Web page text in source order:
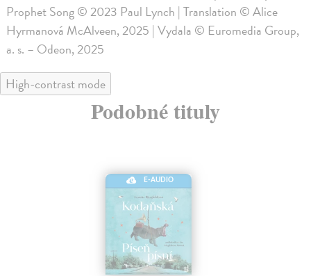
Prophet Song © 2023 Paul Lynch | Translation © Alice
Hyrmanová McAlveen, 2025 | Vydala © Euromedia Group,
a. s. – Odeon, 2025
High-contrast mode
Podobné tituly
E-AUDIO